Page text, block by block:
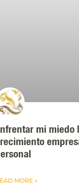
mi miedo
MORE »